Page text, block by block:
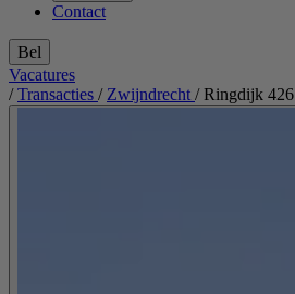
Contact
Bel
Vacatures
/ Transacties / Zwijndrecht / Ringdijk 426